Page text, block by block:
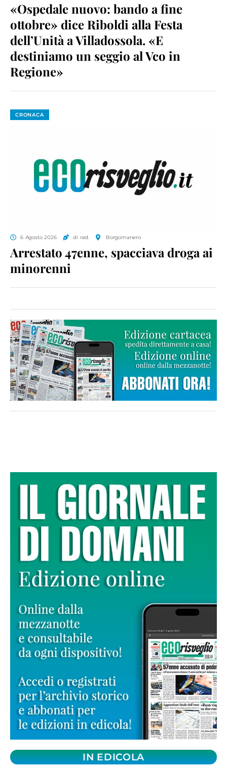
«Ospedale nuovo: bando a fine
ottobre» dice Riboldi alla Festa
dell’Unità a Villadossola. «E
destiniamo un seggio al Vco in
Regione»
CRONACA
6 Agosto 2026 di red. Borgomanero
Arrestato 47enne, spacciava droga ai
minorenni
IN EDICOLA